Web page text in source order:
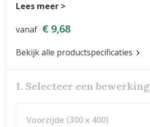
vanaf € 9,68
Bekijk alle productspecificaties
1. Selecteer een bewerking
Voorzijde (300 x 400)